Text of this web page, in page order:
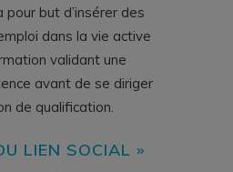
pour but d’insérer des
dans la vie active
validant une
avant de se diriger
de qualification.
LIEN SOCIAL »